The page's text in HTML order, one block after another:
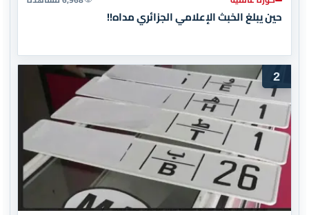
حين يبلغ الخبث الإعلامي الجزائري مداه!!
2